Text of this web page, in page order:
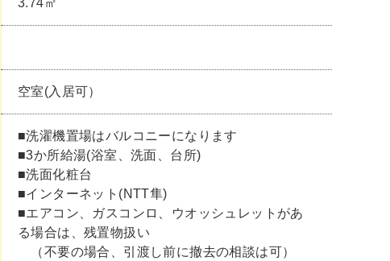
3.74㎡
空室(入居可）
■洗濯機置場はバルコニーになります
■3か所給湯(浴室、洗面、台所)
■洗面化粧台
■インターネット(NTT隼)
■エアコン、ガスコンロ、ウオッシュレットがあ
る場合は、残置物扱い
（不要の場合、引渡し前に撤去の相談は可）